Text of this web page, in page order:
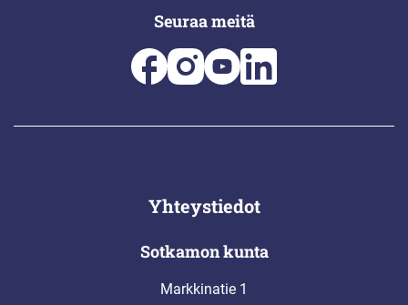
Seuraa meitä
Yhteystiedot
Sotkamon kunta
Markkinatie 1